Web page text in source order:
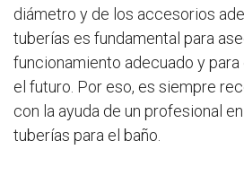
diámetro y de los accesorios
tuberías es fundamental para
funcionamiento adecuado y
el futuro. Por eso, es siempre
con la ayuda de un profesional
tuberías para el baño.